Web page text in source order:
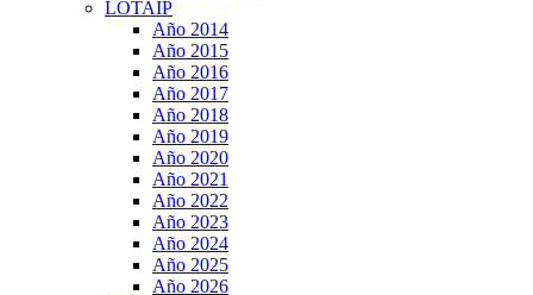
LOTAIP
Año 2014
Año 2015
Año 2016
Año 2017
Año 2018
Año 2019
Año 2020
Año 2021
Año 2022
Año 2023
Año 2024
Año 2025
Año 2026